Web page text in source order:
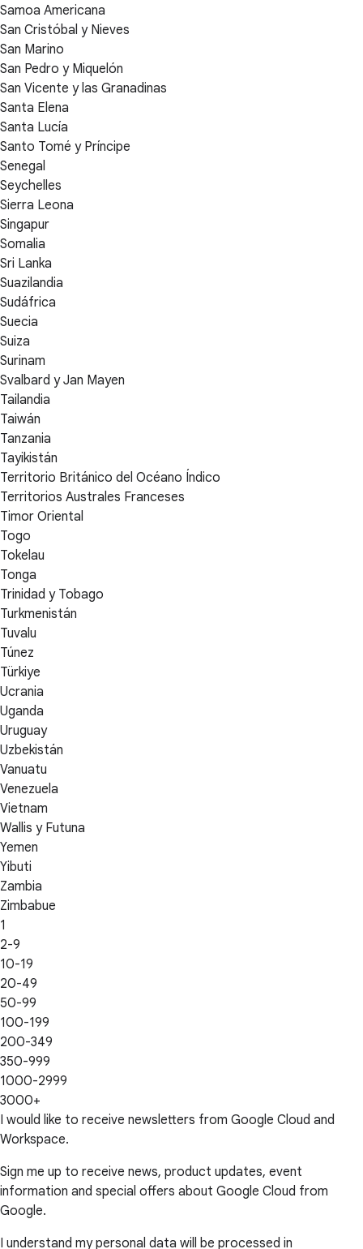
Samoa Americana
San Cristóbal y Nieves
San Marino
San Pedro y Miquelón
San Vicente y las Granadinas
Santa Elena
Santa Lucía
Santo Tomé y Príncipe
Senegal
Seychelles
Sierra Leona
Singapur
Somalia
Sri Lanka
Suazilandia
Sudáfrica
Suecia
Suiza
Surinam
Svalbard y Jan Mayen
Tailandia
Taiwán
Tanzania
Tayikistán
Territorio Británico del Océano Índico
Territorios Australes Franceses
Timor Oriental
Togo
Tokelau
Tonga
Trinidad y Tobago
Turkmenistán
Tuvalu
Túnez
Türkiye
Ucrania
Uganda
Uruguay
Uzbekistán
Vanuatu
Venezuela
Vietnam
Wallis y Futuna
Yemen
Yibuti
Zambia
Zimbabue
1
2-9
10-19
20-49
50-99
100-199
200-349
350-999
1000-2999
3000+
I would like to receive newsletters from Google Cloud and
Workspace.
Sign me up to receive news, product updates, event
information and special offers about Google Cloud from
Google.
I understand my personal data will be processed in